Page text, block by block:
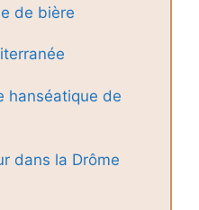
de bière
hanséatique de
dans la Drôme